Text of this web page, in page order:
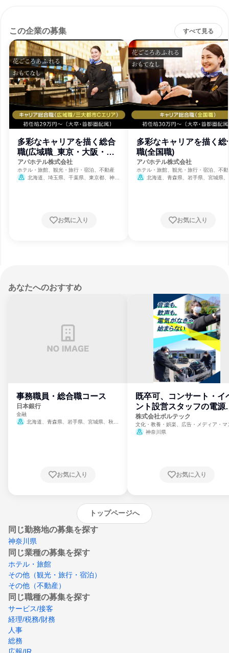
この企業の募集 すべて見る
多彩なキャリアを描く総合
職(広域職_東京・大阪・北
海道近郊)
アパホテル株式会社
ホテル・旅館、観光・旅行・宿泊、不動産
北海道、埼玉県、千葉県、東京都、神奈
お気に入り
多彩なキャリアを描く総
職(全国職)
アパホテル株式会社
ホテル・旅館、観光・旅行・宿泊、不
北海道、青森県、岩手県、宮城県
良県、和歌山県、鳥取県、岡山県、広
山口県、香川県、愛媛県、福岡県、佐
お気に入り
あなたへのおすすめ
事務職員・総合職コース
日本銀行
金融
北海道、青森県、岩手県、宮城県、秋田
崎県、熊本県、大分県、宮崎県、鹿児島県、
お気に入り
既卒可、コンサート・イ
ント設営スタッフの電源
門
株式会社ボルテック
文化・教養・娯楽、広告・メディア・マ
ミ、電力・ガス・水道・エネルギー
神奈川県
お気に入り
トップページへ
同じ勤務地の募集を探す
神奈川県
同じ業種の募集を探す
ホテル・旅館
その他（観光・旅行・宿泊）
その他（不動産）
同じ職種の募集を探す
サービス/接客
経理/税務/財務
人事
総務
広報/IR